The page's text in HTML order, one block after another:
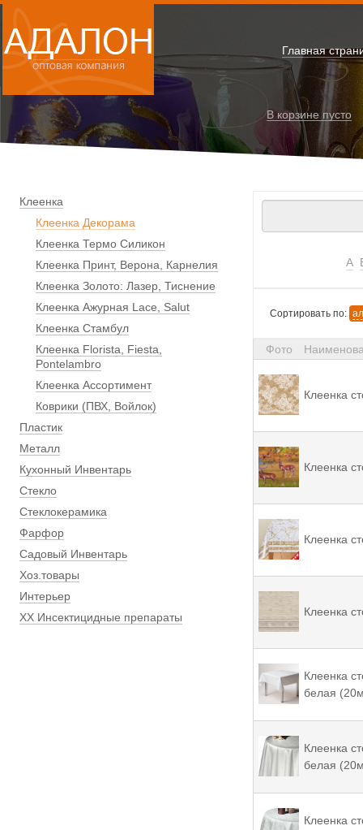
Главная
В корзине пусто
Клеенка
Клеенка Декорама
Клеенка Термо Силикон
Клеенка Принт, Верона, Карнелия
Клеенка Золото: Лазер, Тиснение
Клеенка Ажурная Lace, Salut
Клеенка Стамбул
Клеенка Florista, Fiesta,
Pontelambro
Клеенка Ассортимент
Коврики (ПВХ, Войлок)
Пластик
Металл
Кухонный Инвентарь
Стекло
Стеклокерамика
Фарфор
Садовый Инвентарь
Хоз.товары
Интерьер
ХХ Инсектицидные препараты
А
Сортировать по:
Фото
Клеенка
Клеенка
Клеенка
Клеенка
Клеенка
белая
Клеенка
белая
Клеенка